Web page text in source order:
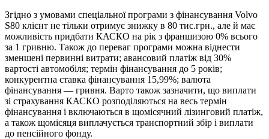
Згідно з умовами спеціальної програми з фінансування Volvo
S80 клієнт не тільки отримує знижку в 80 тис.грн., але й має
можливість придбати КАСКО на рік з франшизою 0% всього
за 1 гривню. Також до переваг програми можна віднести
зменшені первинні витрати; авансовий платіж від 30%
вартості автомобіля; термін фінансування до 5 років;
конкурентна ставка фінансування 15,99%; валюта
фінансування — гривня. Варто також зазначити, що виплати
зі страхування КАСКО розподіляються на весь термін
фінансування і включаються в щомісячний лізинговий платіж,
а також щомісяця виплачується транспортний збір і виплати
до пенсійного фонду.